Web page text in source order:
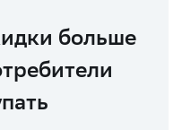
больше